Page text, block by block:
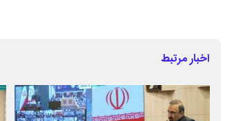
اخبار مرتبط